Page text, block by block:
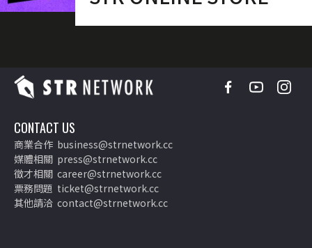
CONTACT US
商業合作 business@strnetwork.cc
媒體相關 press@strnetwork.cc
徵才相關 career@strnetwork.cc
票務問題 ticket@strnetwork.cc
其他請洽 contact@strnetwork.cc